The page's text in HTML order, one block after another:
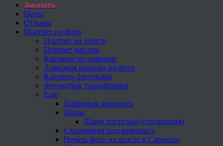
Заказать
Цены
Отзывы
Портрет по фото
Портрет на холсте
Портрет маслом
Картины по номерам
Алмазная мозаика по фото
Картины блестками
Фотокубик трансформер
Еще
Цифровая живопись
Шарж
Шарж пастелью (стилизация)
Стилизация под живопись
Печать фото на холсте в Саранске